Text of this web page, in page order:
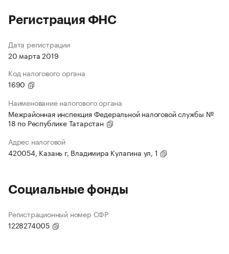
Регистрация ФНС
Дата регистрации
20 марта 2019
Код налогового органа
1690
Наименование налогового органа
Межрайонная инспекция Федеральной налоговой службы №
18 по Республике Татарстан
Адрес налоговой
420054, Казань г, Владимира Кулагина ул, 1
Социальные фонды
Регистрационный номер СФР
1228274005